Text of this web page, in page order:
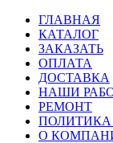
ГЛАВНАЯ
КАТАЛОГ
ЗАКАЗАТЬ
ОПЛАТА
ДОСТАВКА
НАШИ
РЕМОНТ
О